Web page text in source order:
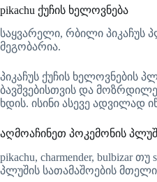
pikachu ქუჩის ხელოვნება
საყვარელი, რბილი პიკაჩუს
მეგობარია.
პიკაჩუს ქუჩის ხელოვნების
ბავშვებისთვის და
ხდის. ისინი ასევე ადვილად
აღმოაჩინეთ პოკემონის
pikachu, charmender,
პლუშის სათამაშოების